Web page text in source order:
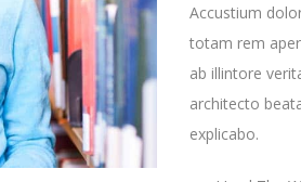
Accustium
totam rem
ab illintore
architecto
explicabo.